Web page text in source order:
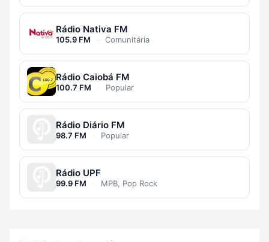
Rádio Nativa FM
105.9 FM · Comunitária
Rádio Caiobá FM
100.7 FM · Popular
Rádio Diário FM
98.7 FM · Popular
Rádio UPF
99.9 FM · MPB, Pop Rock